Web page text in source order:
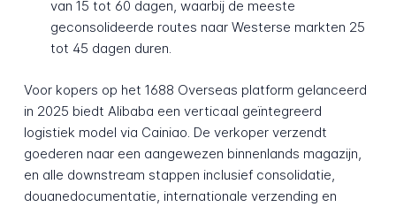
van 15 tot 60 dagen, waarbij de meeste
geconsolideerde routes naar Westerse markten 25
tot 45 dagen duren.
Voor kopers op het 1688 Overseas platform gelanceerd
in 2025 biedt Alibaba een verticaal geïntegreerd
logistiek model via Cainiao. De verkoper verzendt
goederen naar een aangewezen binnenlands magazijn,
en alle downstream stappen inclusief consolidatie,
douanedocumentatie, internationale verzending en